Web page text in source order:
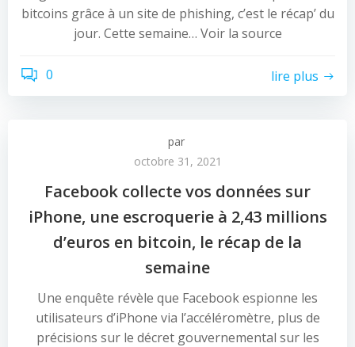
bitcoins grâce à un site de phishing, c’est le récap’ du
jour. Cette semaine… Voir la source
0 lire plus
par
octobre 31, 2021
Facebook collecte vos données sur
iPhone, une escroquerie à 2,43 millions
d’euros en bitcoin, le récap de la
semaine
Une enquête révèle que Facebook espionne les
utilisateurs d’iPhone via l’accéléromètre, plus de
précisions sur le décret gouvernemental sur les